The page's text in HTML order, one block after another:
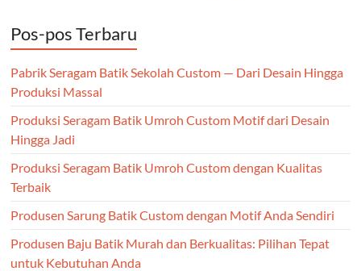
Pos-pos Terbaru
Pabrik Seragam Batik Sekolah Custom — Dari Desain Hingga
Produksi Massal
Produksi Seragam Batik Umroh Custom Motif dari Desain
Hingga Jadi
Produksi Seragam Batik Umroh Custom dengan Kualitas
Terbaik
Produsen Sarung Batik Custom dengan Motif Anda Sendiri
Produsen Baju Batik Murah dan Berkualitas: Pilihan Tepat
untuk Kebutuhan Anda